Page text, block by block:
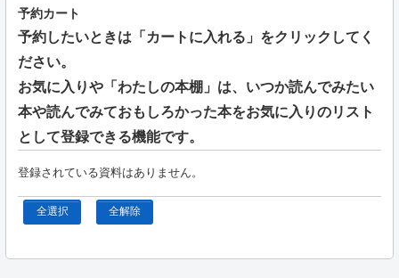
予約カート
予約したいときは「カートに入れる」をクリックしてく
ださい。
お気に入りや「わたしの本棚」は、いつか読んでみたい
本や読んでみておもしろかった本をお気に入りのリスト
として登録できる機能です。
登録されている資料はありません。
全選択 全解除